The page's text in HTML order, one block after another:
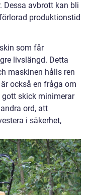
Dessa avbrott kan bli
produktionstid
som får
livslängd. Detta
maskinen hålls ren
också en fråga om
gott skick minimerar
ord, att
i säkerhet,